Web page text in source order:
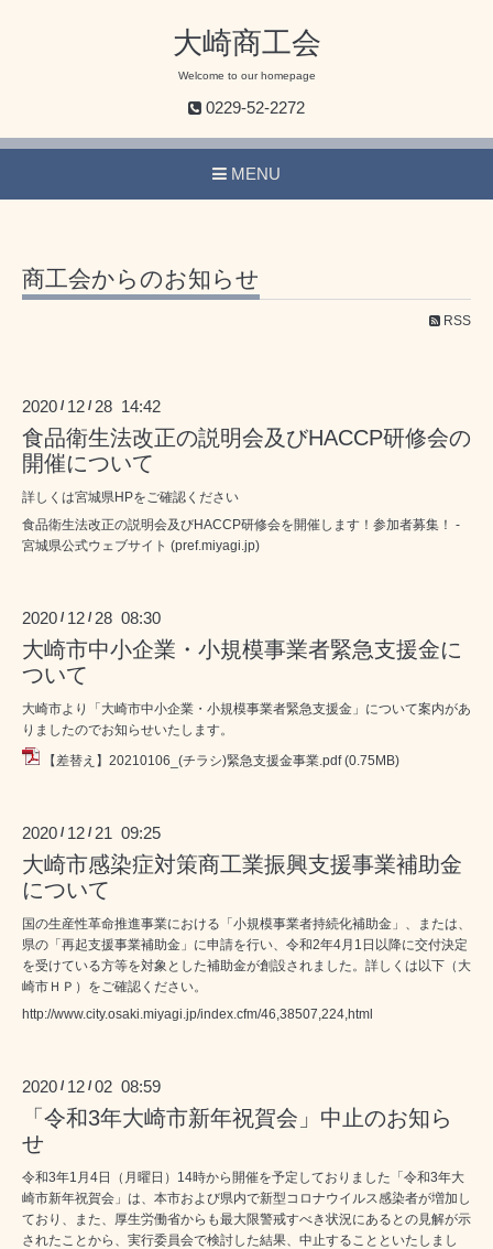
大崎商工会
Welcome to our homepage
0229-52-2272
MENU
商工会からのお知らせ
RSS
2020 / 12 / 28 14:42
食品衛生法改正の説明会及びHACCP研修会の
開催について
詳しくは宮城県HPをご確認ください
食品衛生法改正の説明会及びHACCP研修会を開催します！参加者募集！ -
宮城県公式ウェブサイト (pref.miyagi.jp)
2020 / 12 / 28 08:30
大崎市中小企業・小規模事業者緊急支援金に
ついて
大崎市より「大崎市中小企業・小規模事業者緊急支援金」について案内があ
りましたのでお知らせいたします。
【差替え】20210106_(チラシ)緊急支援金事業.pdf (0.75MB)
2020 / 12 / 21 09:25
大崎市感染症対策商工業振興支援事業補助金
について
国の生産性革命推進事業における「小規模事業者持続化補助金」、または、
県の「再起支援事業補助金」に申請を行い、令和2年4月1日以降に交付決定
を受けている方等を対象とした補助金が創設されました。詳しくは以下（大
崎市ＨＰ）をご確認ください。
http://www.city.osaki.miyagi.jp/index.cfm/46,38507,224,html
2020 / 12 /02 08:59
「令和3年大崎市新年祝賀会」中止のお知ら
せ
令和3年1月4日（月曜日）14時から開催を予定しておりました「令和3年大
崎市新年祝賀会」は、本市および県内で新型コロナウイルス感染者が増加し
ており、また、厚生労働省からも最大限警戒すべき状況にあるとの見解が示
されたことから、実行委員会で検討した結果、中止することといたしまし